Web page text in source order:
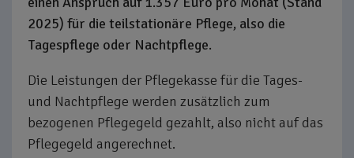
2025) für die teilstationäre Pflege, also die
Tagespflege oder Nachtpflege.
Die Leistungen der Pflegekasse für die Tages-
und Nachtpflege werden zusätzlich zum
bezogenen Pflegegeld gezahlt, also nicht auf das
Pflegegeld angerechnet.